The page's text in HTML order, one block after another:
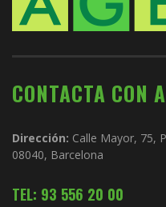
CONTACTA CON
Dirección: Calle Mayor, 75,
08040, Barcelona
TEL: 93 556 20 00